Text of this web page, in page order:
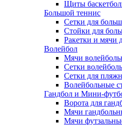
Щиты
Большой теннис
Сетки для
Стойки для
Ракетки и мячи
Волейбол
Мячи
Сетки
Сетки для
Волейбольные
Гандбол и Мини-
Ворота для
Мячи
Мячи